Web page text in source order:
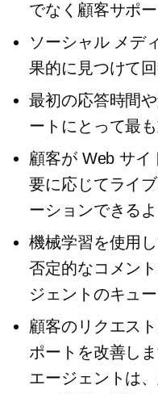
でなく顧客サポ
ソーシャル メデ
果的に見つけて回
最初の応答時間
ートにとって最も
顧客が Web サイ
要に応じてライ
ーションできる
機械学習を使用
否定的なコメン
ジェントのキュ
顧客のリクエス
ポートを改善し
エージェントは